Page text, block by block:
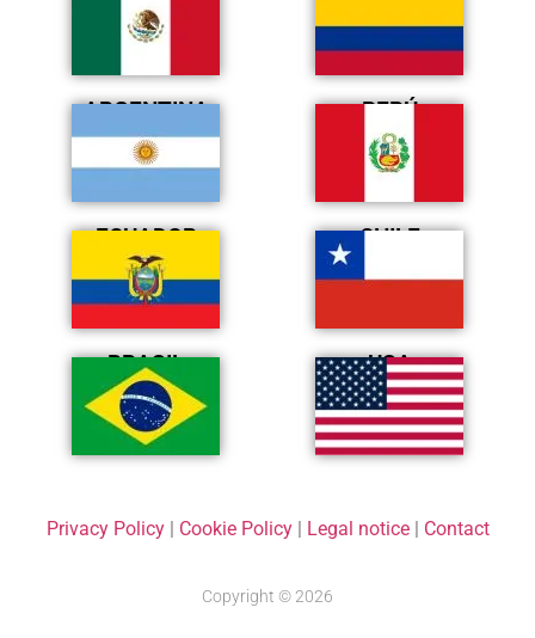
ARGENTINA PERÚ
ECUADOR CHILE
BRASIL USA
Privacy Policy| Cookie Policy| Legal notice| Contact
Copyright © 2026